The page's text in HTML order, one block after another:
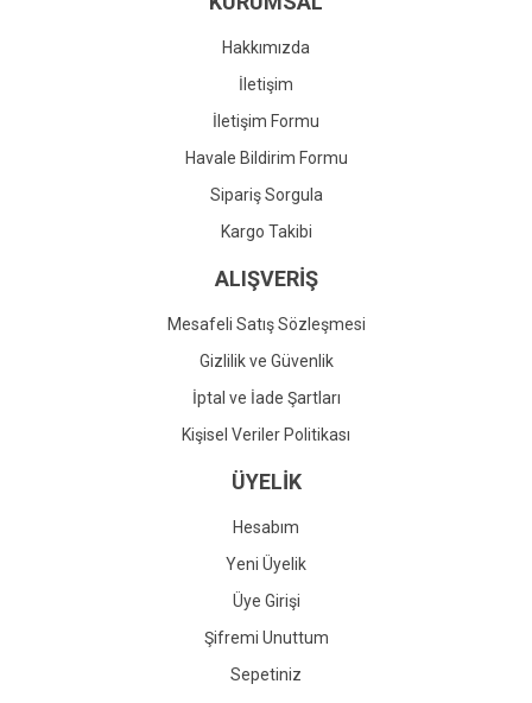
Gönder
Hakkımızda
İletişim
İletişim Formu
Havale Bildirim Formu
Sipariş Sorgula
Kargo Takibi
ALIŞVERİŞ
Mesafeli Satış Sözleşmesi
Gizlilik ve Güvenlik
İptal ve İade Şartları
Kişisel Veriler Politikası
ÜYELİK
Hesabım
Yeni Üyelik
Üye Girişi
Şifremi Unuttum
Sepetiniz